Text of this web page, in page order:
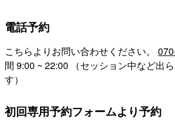
電話予約
こちらよりお問い合わせください。
間 9:00 ~ 22:00 （セッション中など出
す）
初回専用予約フォームより予約